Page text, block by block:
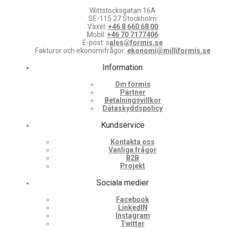
Wittstocksgatan 16A
SE-115 27 Stockholm
Växel: +46 8 660 68 00
Mobil: +46 70 7177406
E-post: sales@formis.se
Fakturor och ekonomifrågor: ekonomi@milliformis.se
Information
Om formis
Partner
Betalningsvillkor
Dataskyddspolicy
Kundservice
Kontakta oss
Vanliga frågor
B2B
Projekt
Sociala medier
Facebook
LinkedIN
Instagram
Twitter